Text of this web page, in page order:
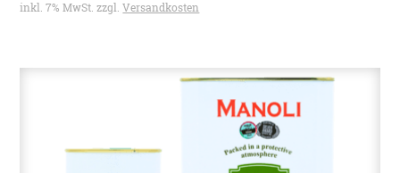
inkl. 7% MwSt. zzgl.Versandkosten